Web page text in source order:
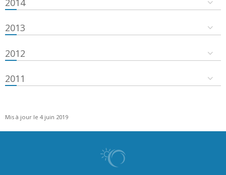
2013
2012
2011
Mis à jour le 4 juin 2019